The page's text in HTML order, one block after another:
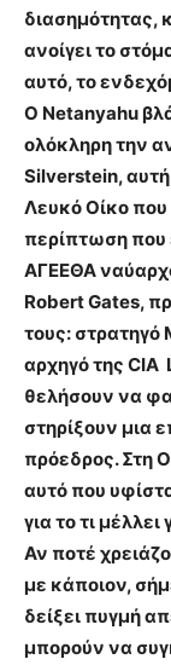
διασημότητας,
ανοίγει το
αυτό, το
Ο Netanyahu
ολόκληρη την
Silverstein, αυτή
Λευκό Οίκο που
περίπτωση που
ΑΓΕΕΘΑ
Robert Gates,
τους: στρατηγό
αρχηγό της CIA
θελήσουν να
στηρίξουν μια
πρόεδρος. Στη
αυτό που
για το τι
Αν ποτέ
με κάποιον,
δείξει πυγμή
μπορούν να